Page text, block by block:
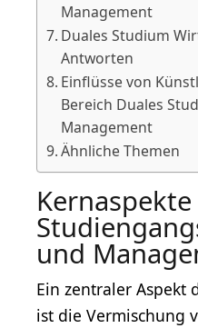
Management
Duales Studium
Antworten
Einflüsse von
Bereich Duales
Management
Ähnliche Themen
und
Ein zentraler Aspekt
ist die Vermischung